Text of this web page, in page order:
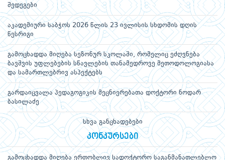
შედეგები
აკადემიური საბჭოს 2026 წლის 23 ივლისის სხდომის დღის
წესრიგი
გამოცხადდა მიღება სეზონურ სკოლაში, რომელიც ეძღვნება
ბავშვის უფლებების სწავლების თანამედროვე მეთოდოლოგიასა
და სამართლებრივ ასპექტებს
გარდაიცვალა პედაგოგიკის მეცნიერებათა დოქტორი ნოდარ
ბასილაძე
სხვა განცხადებები
კონკურსები
გამოცხადდა მიღება ერთობლივ სადოქტორო საგანმანათლებლო